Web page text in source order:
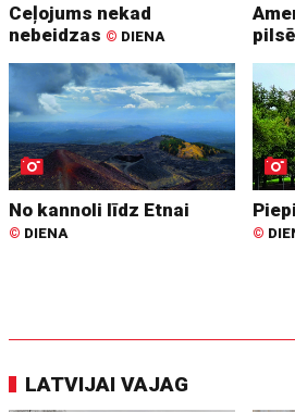
Ceļojums nekad
nebeidzas © DIENA
No kannoli līdz Etnai
© DIENA ©
LATVIJAI VAJAG